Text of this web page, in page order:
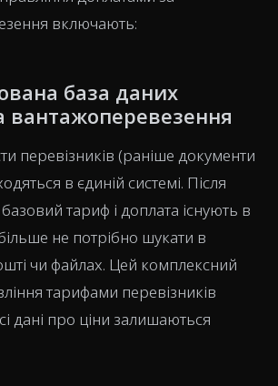
включають:
база даних
вантажоперевезення
перевізників (раніше документи
в єдиній системі. Після
тариф і доплата існують в
не потрібно шукати в
чи файлах. Цей комплексний
тарифами перевізників
дані про ціни залишаються